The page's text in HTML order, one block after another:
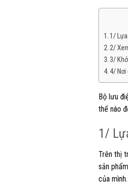
1/
2/
3/
4/ Nơi
Bộ lưu
thế nào
1/
Trên thị
sản
của mình.